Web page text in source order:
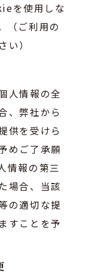
を使用しな
（ご利用の
い）
人情報の全
、弊社から
供を受けら
めご了承願
情報の第三
場合、当該
の適切な提
すことを予